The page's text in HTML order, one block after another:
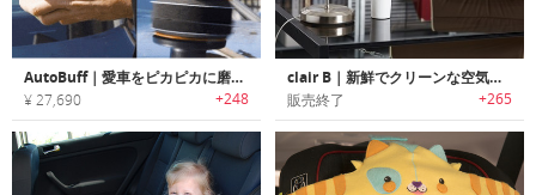
AutoBuff｜愛車をピカピカに磨き上げるパワフルコードレスポリッシャー「オートバフ」
¥ 27,690 +248
clair B｜新鮮でクリーンな空気をもたらすポータブル空気清浄機「クレアB」
販売終了 +265